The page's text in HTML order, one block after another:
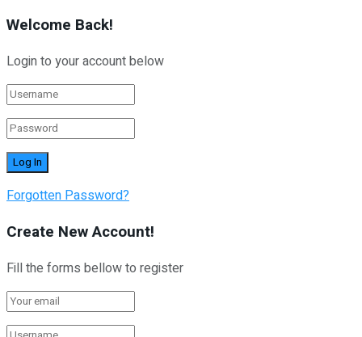
Welcome Back!
Login to your account below
Forgotten Password?
Create New Account!
Fill the forms bellow to register